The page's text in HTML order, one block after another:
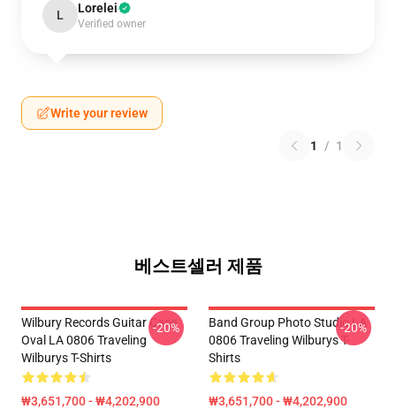
L Lorelei
Verified owner
Write your review
1 / 1
베스트셀러 제품
Wilbury Records Guitar Case
Oval LA 0806 Traveling
Wilburys T-Shirts
₩3,651,700 - ₩4,202,900
-20%
Band Group Photo Studio LA
0806 Traveling Wilburys T-
Shirts
₩3,651,700 - ₩4,202,900
-20%